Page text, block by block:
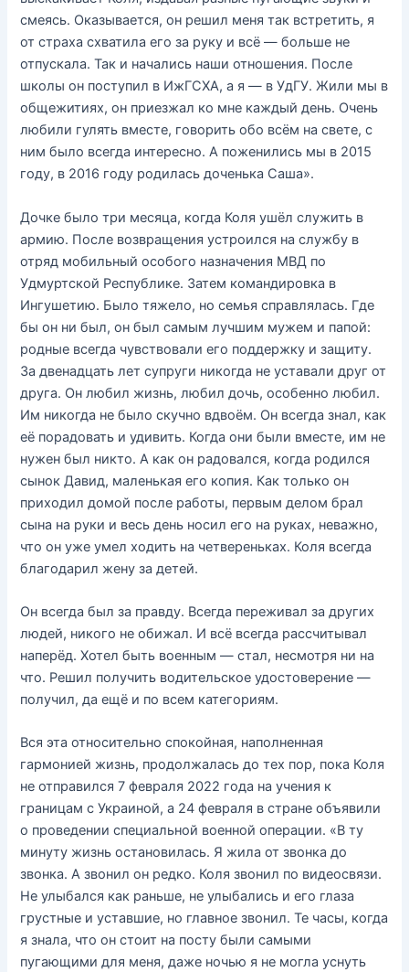
смеясь. Оказывается, он решил меня так встретить, я
от страха схватила его за руку и всё — больше не
отпускала. Так и начались наши отношения. После
школы он поступил в ИжГСХА, а я — в УдГУ. Жили мы в
общежитиях, он приезжал ко мне каждый день. Очень
любили гулять вместе, говорить обо всём на свете, с
ним было всегда интересно. А поженились мы в 2015
году, в 2016 году родилась доченька Саша».
Дочке было три месяца, когда Коля ушёл служить в
армию. После возвращения устроился на службу в
отряд мобильный особого назначения МВД по
Удмуртской Республике. Затем командировка в
Ингушетию. Было тяжело, но семья справлялась. Где
бы он ни был, он был самым лучшим мужем и папой:
родные всегда чувствовали его поддержку и защиту.
За двенадцать лет супруги никогда не уставали друг от
друга. Он любил жизнь, любил дочь, особенно любил.
Им никогда не было скучно вдвоём. Он всегда знал, как
её порадовать и удивить. Когда они были вместе, им не
нужен был никто. А как он радовался, когда родился
сынок Давид, маленькая его копия. Как только он
приходил домой после работы, первым делом брал
сына на руки и весь день носил его на руках, неважно,
что он уже умел ходить на четвереньках. Коля всегда
благодарил жену за детей.
Он всегда был за правду. Всегда переживал за других
людей, никого не обижал. И всё всегда рассчитывал
наперёд. Хотел быть военным — стал, несмотря ни на
что. Решил получить водительское удостоверение —
получил, да ещё и по всем категориям.
Вся эта относительно спокойная, наполненная
гармонией жизнь, продолжалась до тех пор, пока Коля
не отправился 7 февраля 2022 года на учения к
границам с Украиной, а 24 февраля в стране объявили
о проведении специальной военной операции. «В ту
минуту жизнь остановилась. Я жила от звонка до
звонка. А звонил он редко. Коля звонил по видеосвязи.
Не улыбался как раньше, не улыбались и его глаза
грустные и уставшие, но главное звонил. Те часы, когда
я знала, что он стоит на посту были самыми
пугающими для меня, даже ночью я не могла уснуть